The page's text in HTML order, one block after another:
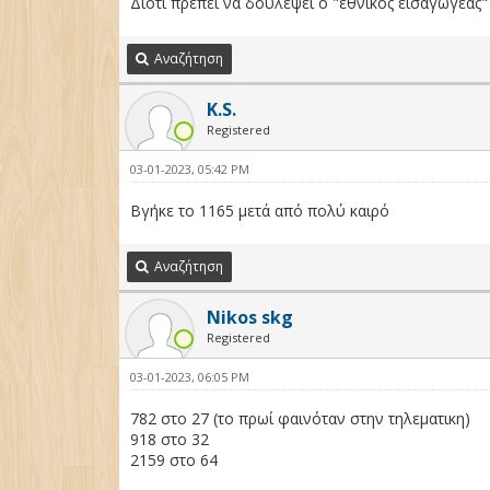
Αναζήτηση
K.S.
Registered
03-01-2023, 05:42 PM
Βγήκε το 1165 μετά από πολύ καιρό
Αναζήτηση
Nikos skg
Registered
03-01-2023, 06:05 PM
782 στο 27 (το πρωί φαινόταν στην τηλεματικη)
918 στο 32
2159 στο 64